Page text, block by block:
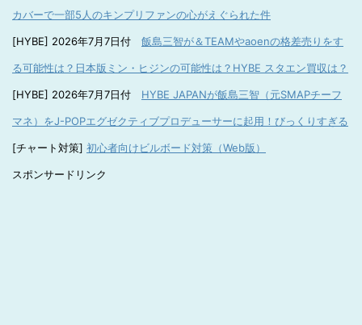
カバーで一部5人のキンプリファンの心がえぐられた件
[HYBE] 2026年7月7日付 飯島三智が＆TEAMやaoenの格差売りをす
る可能性は？日本版ミン・ヒジンの可能性は？HYBE スタエン買収は？
[HYBE] 2026年7月7日付 HYBE JAPANが飯島三智（元SMAPチーフ
マネ）をJ-POPエグゼクティブプロデューサーに起用！びっくりすぎる
[チャート対策] 初心者向けビルボード対策（Web版）
スポンサードリンク